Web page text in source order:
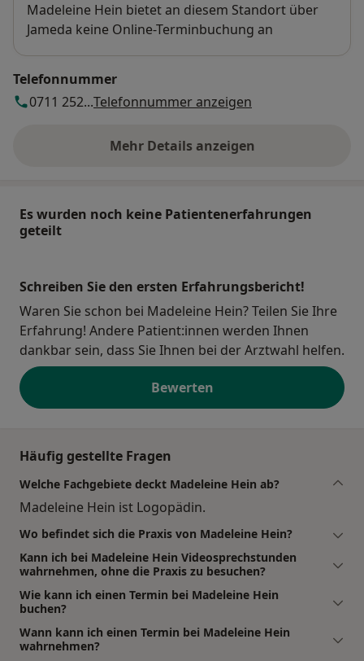
Verfügbarkeit
Madeleine Hein bietet an diesem Standort über
Jameda keine Online-Terminbuchung an
Telefonnummer
0711 252...Telefonnummer anzeigen
Mehr Details anzeigen
über die Adresse
Es wurden noch keine Patientenerfahrungen
geteilt
Schreiben Sie den ersten Erfahrungsbericht!
Waren Sie schon bei Madeleine Hein? Teilen Sie Ihre
Erfahrung! Andere Patient:innen werden Ihnen
dankbar sein, dass Sie Ihnen bei der Arztwahl helfen.
Bewerten
Häufig gestellte Fragen
Welche Fachgebiete deckt Madeleine Hein ab?
Madeleine Hein ist Logopädin.
Wo befindet sich die Praxis von Madeleine Hein?
Kann ich bei Madeleine Hein Videosprechstunden
wahrnehmen, ohne die Praxis zu besuchen?
Wie kann ich einen Termin bei Madeleine Hein
buchen?
Wann kann ich einen Termin bei Madeleine Hein
wahrnehmen?